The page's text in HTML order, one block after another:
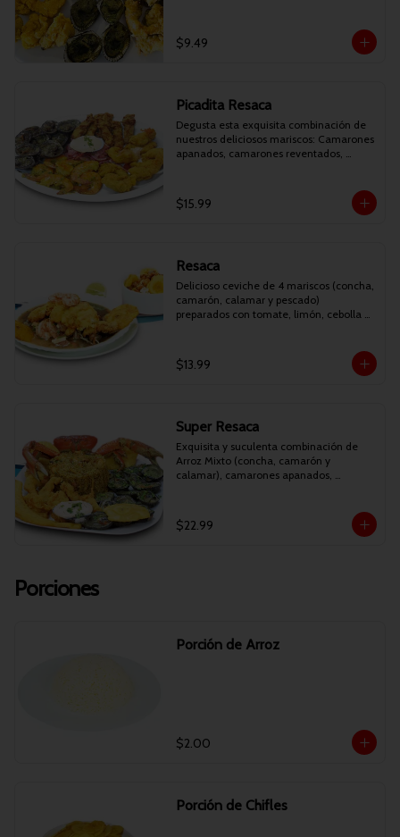
$9.49
Picadita Resaca
Degusta esta exquisita combinación de
nuestros deliciosos mariscos: Camarones
apanados, camarones reventados,
curtido.
$15.99
Resaca
Delicioso ceviche de 4 mariscos (concha,
camarón, calamar y pescado)
preparados con tomate, limón, cebolla y
chifles.
$13.99
Super Resaca
Exquisita y suculenta combinación de
Arroz Mixto (concha, camarón y
calamar), camarones apanados,
CANGREJO O LANGOSTINO).
$22.99
Porciones
Porción de Arroz
$2.00
Porción de Chifles